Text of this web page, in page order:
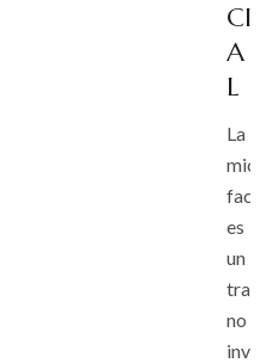
CI
A
L
La
facial
es
un
no